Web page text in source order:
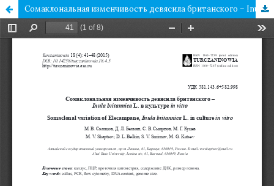
Сомаклональная изменчивость девясила британского – Inula britannica L. в культуре in vitro